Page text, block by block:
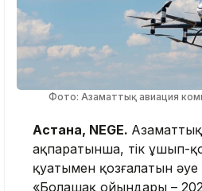
Фото: Азаматтық авиация
Астана, NEGE.
ақпаратынша, тік ұшып-
қуатымен қозғалатын
«Болашақ ойындары –